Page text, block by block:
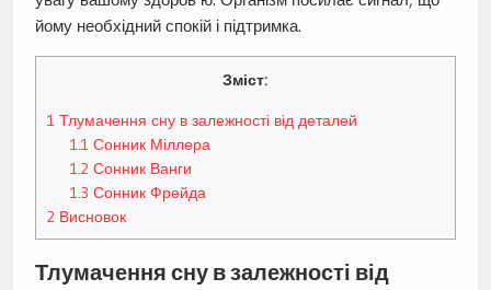
йому необхідний спокій і підтримка.
Зміст:
1 Тлумачення сну в залежності від деталей
1.1 Сонник Міллера
1.2 Сонник Ванги
1.3 Сонник Фрейда
2Висновок
Тлумачення сну в залежності від